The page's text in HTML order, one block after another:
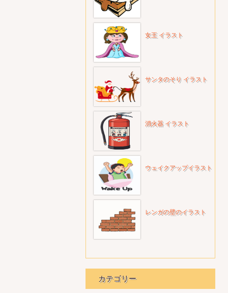
女王 イラスト
サンタのそり イラスト
消火器 イラスト
ウェイクアップイラスト
レンガの壁のイラスト
カテゴリー